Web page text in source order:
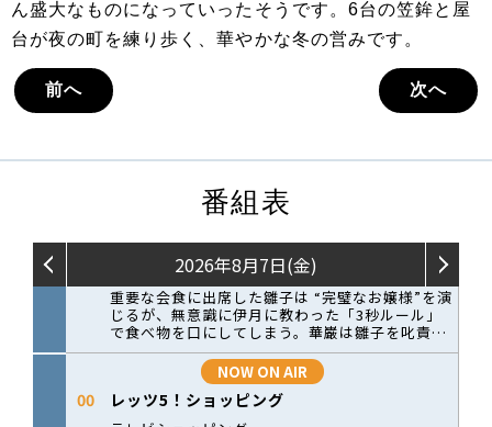
ん盛大なものになっていったそうです。6台の笠鉾と屋
台が夜の町を練り歩く、華やかな冬の営みです。
前へ 次へ
番組表